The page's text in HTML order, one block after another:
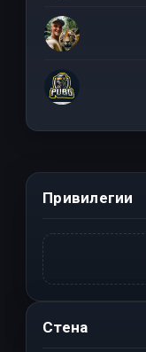
Привилегии
Стена